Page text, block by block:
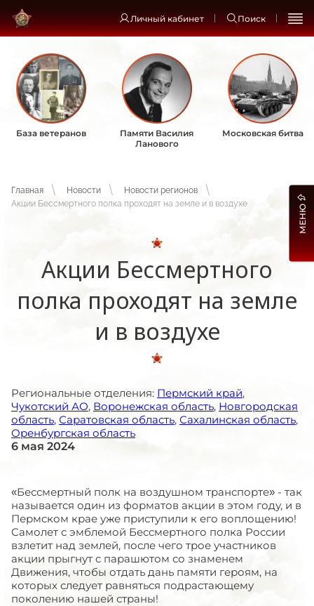
Личный кабинет Поиск
База ветеранов
Памяти Василия
Ланового
Московская битва
Главная Новости
Новости регионов
Акции Бессмертного полка проходят на земле и в воздухе
Акции Бессмертного
полка проходят на земле
и в воздухе
Региональные отделения: Пермский край,
Чукотский АО, Воронежская область, Новгородская
область, Саратовская область, Сахалинская область,
Оренбургская область
6 мая 2024
«Бессмертный полк на воздушном транспорте» - так
называется один из форматов акции в этом году, и в
Пермском крае уже приступили к его воплощению!
Самолет с эмблемой Бессмертного полка России
взлетит над землей, после чего трое участников
акции прыгнут с парашютом со знаменем
Движения, чтобы отдать дань памяти героям, на
которых следует равняться подрастающему
поколению нашей страны!
МЕНЮ